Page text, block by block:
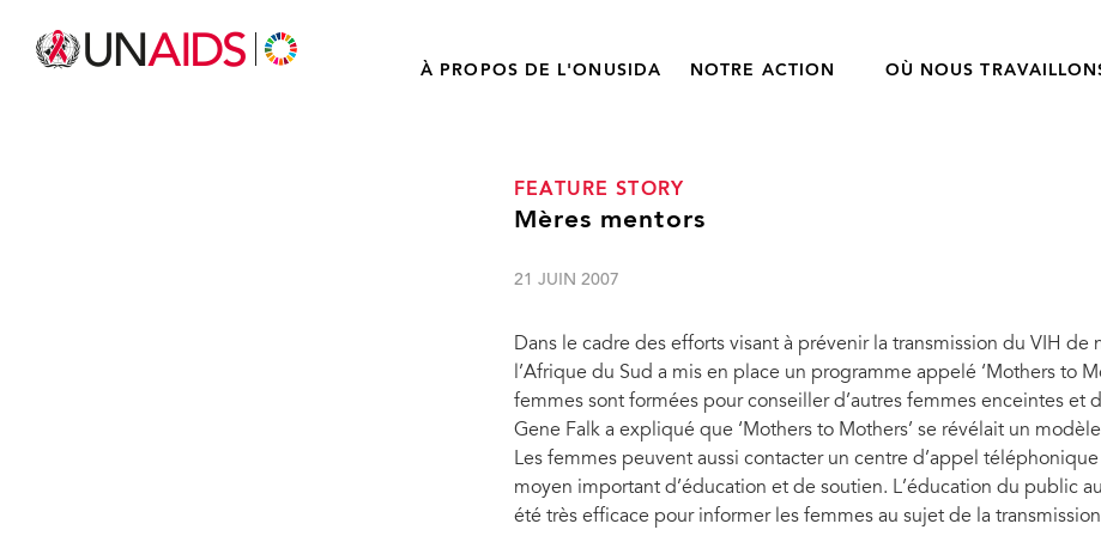
À PROPOS DE L'ONUSIDA NOTRE ACTION OÙ NOUS
FEATURE STORY
Mères mentors
21 JUIN 2007
Dans le cadre des efforts visant à prévenir la transmission du VIH de
l’Afrique du Sud a mis en place un programme appelé ‘Mothers to
femmes sont formées pour conseiller d’autres femmes enceintes et
Gene Falk a expliqué que ‘Mothers to Mothers’ se révélait un
Les femmes peuvent aussi contacter un centre d’appel
moyen important d’éducation et de soutien. L’éducation du public
été très efficace pour informer les femmes au sujet de la